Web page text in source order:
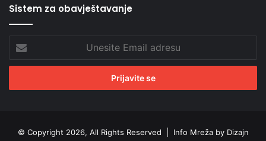
Sistem za obavještavanje
Email
adresu
© Copyright 2026, All Rights Reserved | Info Mreža by Dizajn